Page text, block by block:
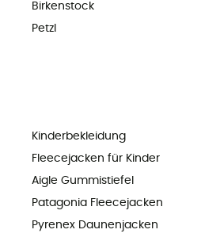
Birkenstock
Petzl
Kinderbekleidung
Fleecejacken für Kinder
Aigle Gummistiefel
Patagonia Fleecejacken
Pyrenex Daunenjacken